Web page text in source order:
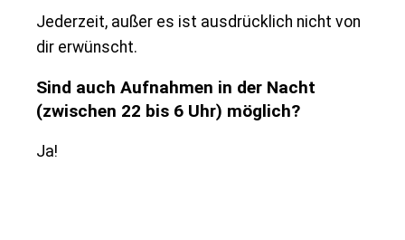
Jederzeit, außer es ist ausdrücklich nicht von
dir erwünscht.
Sind auch Aufnahmen in der Nacht
(zwischen 22 bis 6 Uhr) möglich?
Ja!